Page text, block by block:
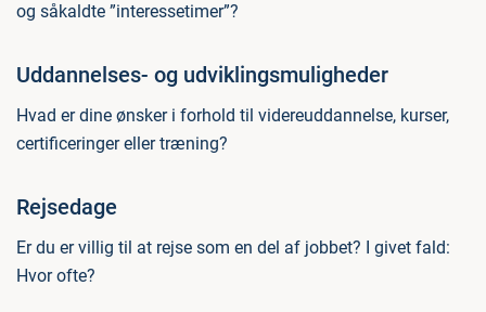
og såkaldte ”interessetimer”?
Uddannelses- og udviklingsmuligheder
Hvad er dine ønsker i forhold til videreuddannelse, kurser,
certificeringer eller træning?
Rejsedage
Er du er villig til at rejse som en del af jobbet? I givet fald:
Hvor ofte?